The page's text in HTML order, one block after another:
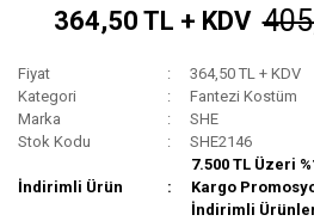
364,50 TL + KDV
Fiyat
364,50 TL + KDV
Kategori
Fantezi Kostüm
Marka
SHE
Stok Kodu
SHE2146
İndirimli Ürün
7.500 TL Üzeri
Kargo
İndirimli